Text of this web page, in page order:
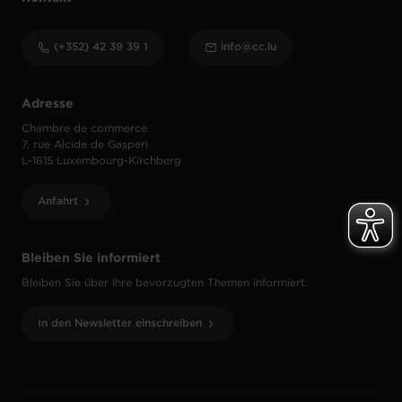
Bleiben Sie informiert
Bleiben Sie über Ihre bevorzugten Themen informiert.
In den Newsletter einschreiben
Adresse
Chambre de commerce
7, rue Alcide de Gasperi
L-1615 Luxembourg-Kirchberg
Anfahrt
(+352) 42 39 39 1 info@cc.lu